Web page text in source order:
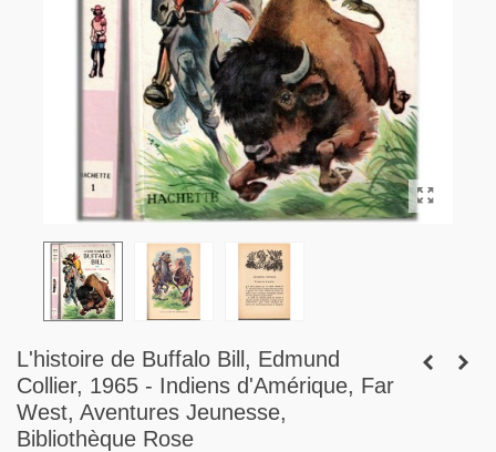
L'histoire de Buffalo Bill, Edmund
Collier, 1965 - Indiens d'Amérique, Far
West, Aventures Jeunesse,
Bibliothèque Rose